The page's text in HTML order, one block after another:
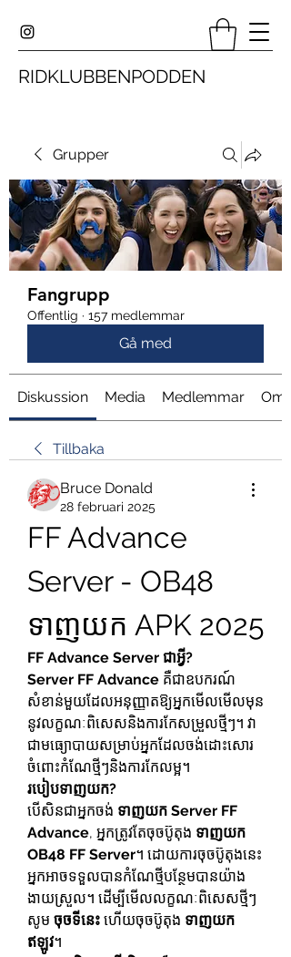
RIDKLUBBENPODDEN
Grupper
Fangrupp
Offentlig · 157 medlemmar
Gå med
Diskussion Media Medlemmar Om
Tillbaka
Bruce Donald
28 februari 2025
FF Advance
Server - OB48
ទាញយក APK 2025
FF Advance Server ជាអ្វី?
Server FF Advance គឺជាឧបករណ៍
សំខាន់មួយដែលអនុញ្ញាតឱ្យអ្នកមើលមើលមុន
នូវលក្ខណៈពិសេសនិងការកែសម្រួលថ្មីៗ។ វា
ជា​មធ្យោបាយ​សម្រាប់​អ្នក​ដែល​ចង់​ដោះសោ​រ​
ចំពោះ​កំណែថ្មីៗ​និងការកែលម្អ។
របៀបទាញយក?
បើសិនជា​អ្នក​ចង់ ទាញយក Server FF
Advance, អ្នកត្រូវតែចុចប៊ូតុង ទាញយក
OB48 FF Server។ ដោយការចុចប៊ូតុងនេះ
អ្នកអាចទទួលបានកំណែថ្មីបន្ថែមបានយ៉ាង
ងាយស្រួល។ ដើម្បីមើលលក្ខណៈពិសេសថ្មីៗ
សូម ចុចទីនេះ ហើយចុចប៊ូតុង ទាញយក
ឥឡូវ។